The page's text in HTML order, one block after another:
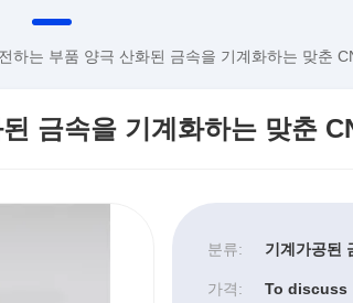
하는 부품 양극 산화된 금속을 기계화하는 맞춘
금속을 기계화하는 맞춘
분류: 기계가공된
가격: To discuss